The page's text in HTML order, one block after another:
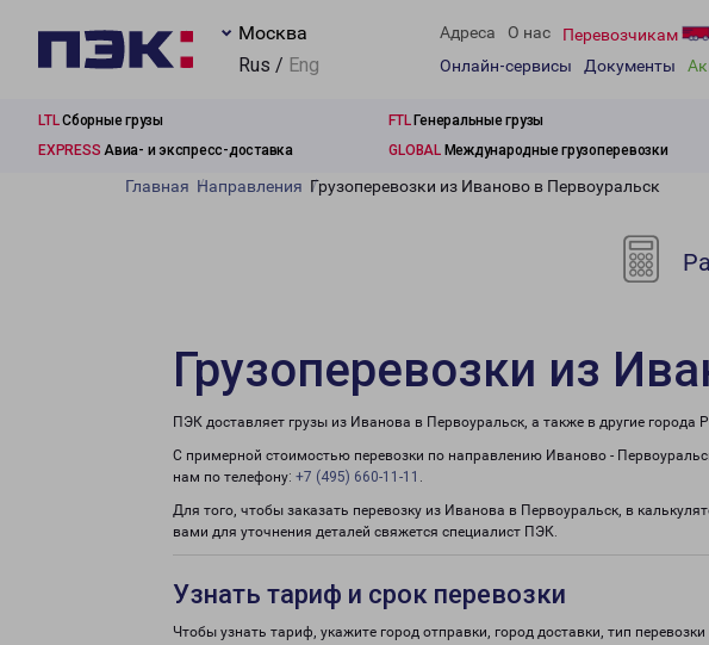
Москва
Rus / Eng
Адреса О нас Перевозчикам
Онлайн-сервисы
Документы
LTLСборные грузы FTLГенеральные грузы
EXPRESS Авиа- и экспресс-доставка GLOBALМеждународные грузоперевозки
Главная Направления Грузоперевозки из Иваново в Первоуральск
Грузоперевозки из
ПЭК доставляет грузы из Иванова в Первоуральск, а также в другие
С примерной стоимостью перевозки по направлению Иваново -
нам по телефону: +7 (495) 660-11-11 .
Для того, чтобы заказать перевозку из Иванова в Первоуральск, в
вами для уточнения деталей свяжется специалист ПЭК.
Узнать тариф и срок перевозки
Чтобы узнать тариф, укажите город отправки, город доставки, тип перевозки